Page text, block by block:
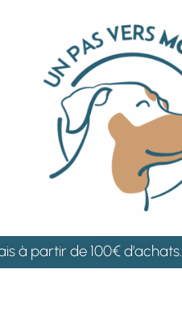
à partir de 100€ d’achats.